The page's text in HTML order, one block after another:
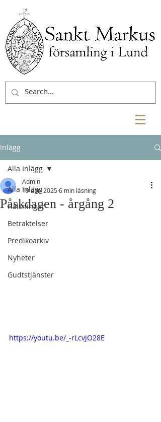
Inlägg
Alla Inlägg
Hälsningar
Betraktelser
Predikoarkiv
Nyheter
Gudtstjänster
Alla Inlägg
Påskdagen - årgång 2
Admin
19 apr. 2025 6 min läsning
https://youtu.be/_-rLcvJO28E